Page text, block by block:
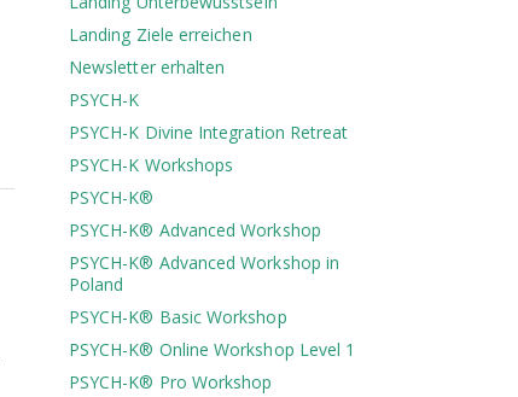
Landing Ziele erreichen
Newsletter erhalten
PSYCH-K
PSYCH-K Divine Integration Retreat
PSYCH-K Workshops
PSYCH-K®
PSYCH-K® Advanced Workshop
PSYCH-K® Advanced Workshop in
Poland
PSYCH-K® Basic Workshop
PSYCH-K® Online Workshop Level 1
PSYCH-K® Pro Workshop